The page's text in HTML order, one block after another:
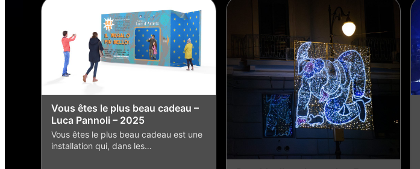
Vous êtes le plus beau cadeau –
Luca Pannoli – 2025
Vous êtes le plus beau cadeau est une
installation qui, dans les…